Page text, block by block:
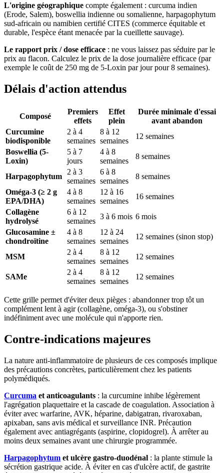
L'origine géographique compte également : curcuma indien
(Erode, Salem), boswellia indienne ou somalienne, harpagophytum
sud-africain ou namibien certifié CITES (commerce équitable et
durable, l'espèce étant menacée par la cueillette sauvage).
Le rapport prix / dose efficace : ne vous laissez pas séduire par le
prix au flacon. Calculez le prix de la dose journalière efficace (par
exemple le coût de 250 mg de 5-Loxin par jour pour 8 semaines).
Délais d'action attendus
Composé
Premiers
effets
Effet
plein
Durée minimale d'essai
avant abandon
Curcumine
biodisponible
2 à 4
semaines
8 à 12
semaines
12 semaines
Boswellia (5-
Loxin)
5 à 7
jours
4 à 8
semaines
8 semaines
Harpagophytum
2 à 3
semaines
6 à 8
semaines
8 semaines
Oméga-3 (≥ 2 g
EPA/DHA)
4 à 8
semaines
12 à 16
semaines
16 semaines
Collagène
hydrolysé
6 à 12
semaines
3 à 6 mois 6 mois
Glucosamine ±
chondroïtine
4 à 8
semaines
12 à 24
semaines
12 semaines (sinon stop)
MSM
2 à 4
semaines
8 à 12
semaines
12 semaines
SAMe
2 à 4
semaines
8 à 12
semaines
12 semaines
Cette grille permet d'éviter deux pièges : abandonner trop tôt un
complément lent à agir (collagène, oméga-3), ou s'obstiner
indéfiniment avec une molécule qui n'apporte rien.
Contre-indications majeures
La nature anti-inflammatoire de plusieurs de ces composés implique
des précautions concrètes, particulièrement chez les patients
polymédiqués.
Curcuma et anticoagulants : la curcumine inhibe légèrement
l'agrégation plaquettaire et la cascade de coagulation. Association à
éviter avec warfarine, AVK, héparine, dabigatran, rivaroxaban,
apixaban, sans avis médical et surveillance INR. Précaution
également avec antiagrégants (aspirine, clopidogrel). À arrêter au
moins deux semaines avant une chirurgie programmée.
Harpagophytum et ulcère gastro-duodénal : la plante stimule la
sécrétion gastrique acide. À éviter en cas d'ulcère actif, de gastrite